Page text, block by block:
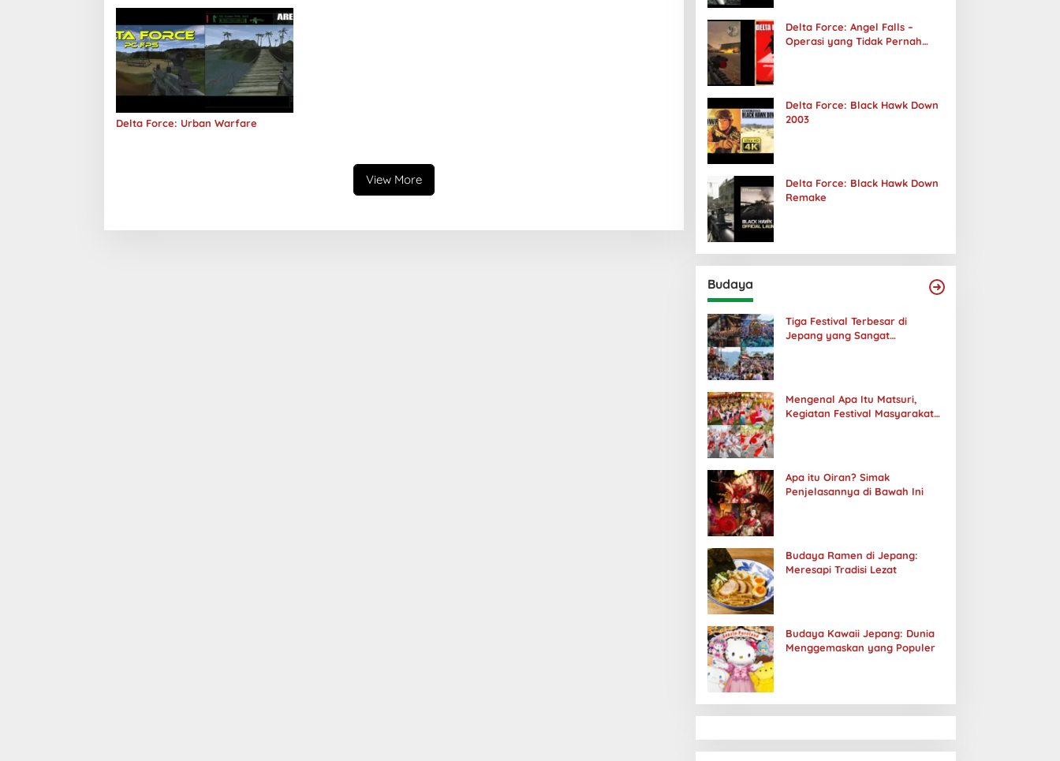
Delta Force: Urban Warfare
View More
Delta Force: Angel Falls –
Operasi yang Tidak Pernah
Delta Force: Black Hawk Down
2003
Delta Force: Black Hawk Down
Remake
Budaya
Tiga Festival Terbesar di
Jepang yang Sangat
Mengenal Apa Itu Matsuri,
Kegiatan Festival Masyarakat
Apa itu Oiran? Simak
Penjelasannya di Bawah Ini
Budaya Ramen di Jepang:
Meresapi Tradisi Lezat
Budaya Kawaii Jepang: Dunia
Menggemaskan yang Populer